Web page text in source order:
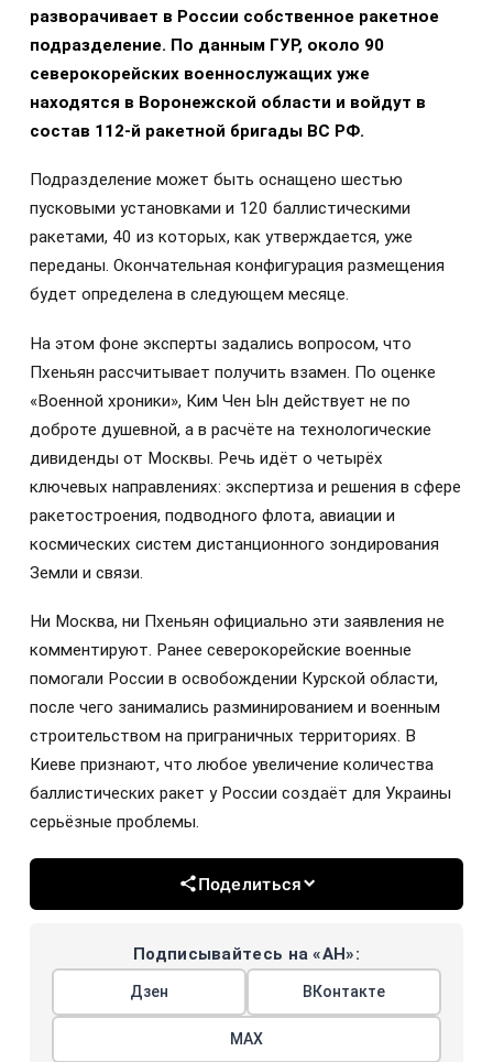
разворачивает в России собственное ракетное
подразделение. По данным ГУР, около 90
северокорейских военнослужащих уже
находятся в Воронежской области и войдут в
состав 112-й ракетной бригады ВС РФ.
Подразделение может быть оснащено шестью
пусковыми установками и 120 баллистическими
ракетами, 40 из которых, как утверждается, уже
переданы. Окончательная конфигурация размещения
будет определена в следующем месяце.
На этом фоне эксперты задались вопросом, что
Пхеньян рассчитывает получить взамен. По оценке
«Военной хроники», Ким Чен Ын действует не по
доброте душевной, а в расчёте на технологические
дивиденды от Москвы. Речь идёт о четырёх
ключевых направлениях: экспертиза и решения в сфере
ракетостроения, подводного флота, авиации и
космических систем дистанционного зондирования
Земли и связи.
Ни Москва, ни Пхеньян официально эти заявления не
комментируют. Ранее северокорейские военные
помогали России в освобождении Курской области,
после чего занимались разминированием и военным
строительством на приграничных территориях. В
Киеве признают, что любое увеличение количества
баллистических ракет у России создаёт для Украины
серьёзные проблемы.
Поделиться
Подписывайтесь на «АН»:
Дзен ВКонтакте
МАХ